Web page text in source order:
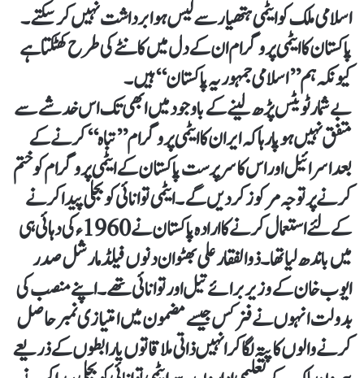
اسلامی ملک کو ایٹمی ہتھیار سے لیس ہوا برداشت نہیں کرسکتے۔
پاکستان کا ایٹمی پروگرام ان کے دل میں کانٹے کی طرح کھٹکتا ہے
کیونکہ ہم ’’اسلامی جمہوریہ پاکستان‘‘ ہیں۔
بے شمار ٹویٹس پڑھ لینے کے باوجود میں ابھی تک اس خدشے سے
متفق نہیں ہوپارہا کہ ایران کا ایٹمی پروگرام ’’تباہ‘‘ کرنے کے
بعد اسرائیل اور اس کا سرپرست پاکستان کے ایٹمی پروگرام کو ختم
کرنے پر توجہ مرکوز کردیں گے۔ ایٹمی توانائی کوبجلی پیدا کرنے
کے لئے استعمال کرنے کا ارادہ پاکستان نے 1960ء کی دہائی ہی
میں باندھ لیا تھا۔ ذوالفقار علی بھٹو ان دنوں فیلڈ مارشل صدر
ایوب خان کے وزیر برائے تیل اور توانائی تھے۔ اپنے منصب کی
بدولت انہوں نے فزکس جیسے مضمون میں امتیازی نمبر حاصل
کرنے والوں کا پتہ لگاکر انہیں ذاتی ملاقاتوں یا رابطوں کے ذریعے